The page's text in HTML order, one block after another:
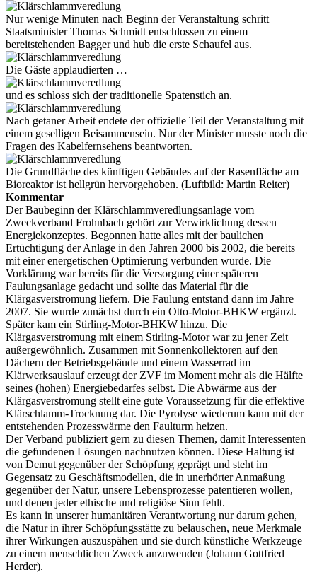
Nur wenige Minuten nach Beginn der Veranstaltung schritt
Staatsminister Thomas Schmidt entschlossen zu einem
bereitstehenden Bagger und hub die erste Schaufel aus.
Die Gäste applaudierten …
und es schloss sich der traditionelle Spatenstich an.
Nach getaner Arbeit endete der offizielle Teil der Veranstaltung mit
einem geselligen Beisammensein. Nur der Minister musste noch die
Fragen des Kabelfernsehens beantworten.
Die Grundfläche des künftigen Gebäudes auf der Rasenfläche am
Bioreaktor ist hellgrün hervorgehoben. (Luftbild: Martin Reiter)
Kommentar
Der Baubeginn der Klärschlammveredlungsanlage vom
Zweckverband Frohnbach gehört zur Verwirklichung dessen
Energiekonzeptes. Begonnen hatte alles mit der baulichen
Ertüchtigung der Anlage in den Jahren 2000 bis 2002, die bereits
mit einer energetischen Optimierung verbunden wurde. Die
Vorklärung war bereits für die Versorgung einer späteren
Faulungsanlage gedacht und sollte das Material für die
Klärgasverstromung liefern. Die Faulung entstand dann im Jahre
2007. Sie wurde zunächst durch ein Otto-Motor-BHKW ergänzt.
Später kam ein Stirling-Motor-BHKW hinzu. Die
Klärgasverstromung mit einem Stirling-Motor war zu jener Zeit
außergewöhnlich. Zusammen mit Sonnenkollektoren auf den
Dächern der Betriebsgebäude und einem Wasserrad im
Klärwerksauslauf erzeugt der ZVF im Moment mehr als die Hälfte
seines (hohen) Energiebedarfes selbst. Die Abwärme aus der
Klärgasverstromung stellt eine gute Voraussetzung für die effektive
Klärschlamm-Trocknung dar. Die Pyrolyse wiederum kann mit der
entstehenden Prozesswärme den Faulturm heizen.
Der Verband publiziert gern zu diesen Themen, damit Interessenten
die gefundenen Lösungen nachnutzen können. Diese Haltung ist
von Demut gegenüber der Schöpfung geprägt und steht im
Gegensatz zu Geschäftsmodellen, die in unerhörter Anmaßung
gegenüber der Natur, unsere Lebensprozesse patentieren wollen,
und denen jeder ethische und religiöse Sinn fehlt.
Es kann in unserer humanitären Verantwortung nur darum gehen,
die Natur in ihrer Schöpfungsstätte zu belauschen, neue Merkmale
ihrer Wirkungen auszuspähen und sie durch künstliche Werkzeuge
zu einem menschlichen Zweck anzuwenden (Johann Gottfried
Herder).